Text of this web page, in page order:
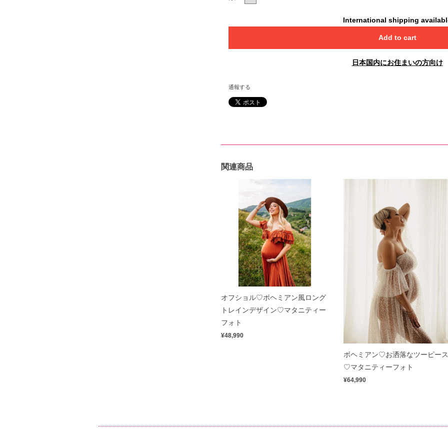
International shipping
Add to cart
日本国内にお住まいの方向け
通報する
関連商品
オフショル♡ボヘミアン風ロング
トレインデザイン♡マタニティー
フォト
¥48,990
ボヘミアン♡お洒落なツーピース
♡マタニティーフォト
¥64,990